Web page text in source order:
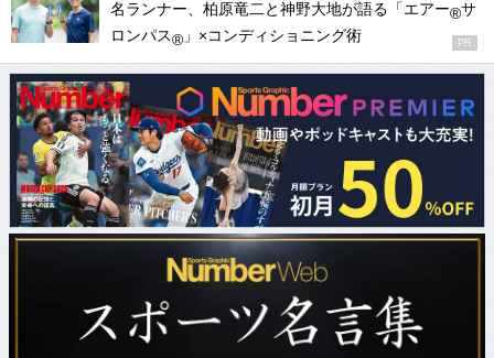
名ランナー、柏原竜二と神野大地が語る「エアー®サ
ロンパス® 」×コンディショニング術 PR